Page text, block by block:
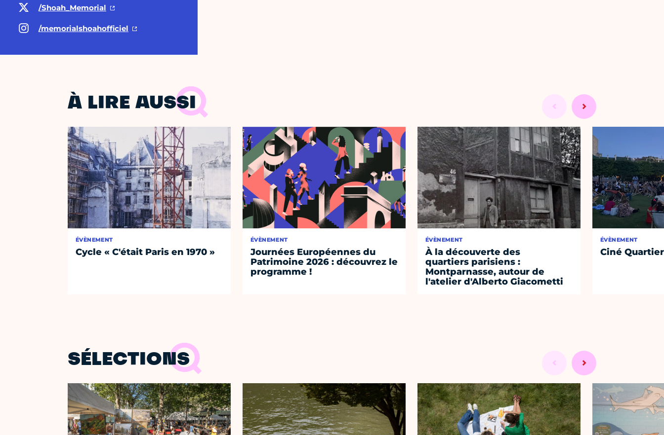
/Shoah_Memorial
/memorialshoahofficiel
À LIRE AUSSI
ÉVÈNEMENT
Cycle « C'était Paris en 1970 »
ÉVÈNEMENT
Journées Européennes du
Patrimoine 2026 : découvrez le
programme !
ÉVÈNEMENT
À la découverte des
quartiers parisiens :
Montparnasse, autour de
l'atelier d'Alberto Giacometti
ÉVÈNEMENT
Ciné Quartier
SÉLECTIONS